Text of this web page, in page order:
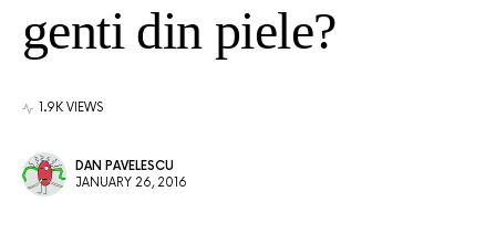
genti din piele?
1.9K VIEWS
DAN PAVELESCU
JANUARY 26, 2016